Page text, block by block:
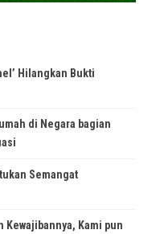
Hilangkan Bukti
di Negara bagian
Semangat
Kewajibannya, Kami pun